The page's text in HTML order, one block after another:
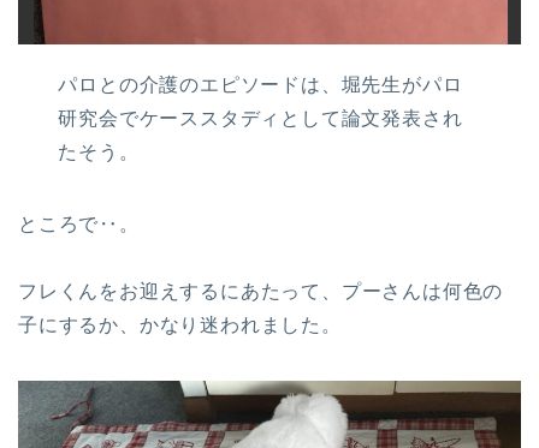
パロとの介護のエピソードは、堀先生がパロ
研究会でケーススタディとして論文発表され
たそう。
ところで‥。
フレくんをお迎えするにあたって、プーさんは何色の
子にするか、かなり迷われました。